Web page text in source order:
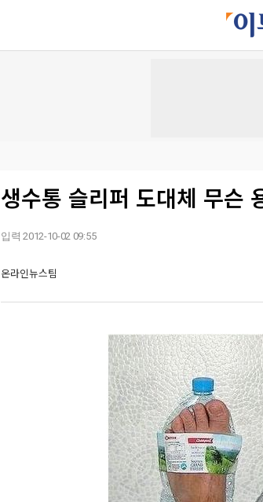
생수통 슬리퍼 도대체 무슨
입력 2012-10-02 09:55
온라인뉴스팀